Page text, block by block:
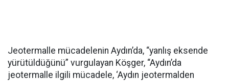
Jeotermalle mücadelenin Aydın’da, “yanlış eksende
yürütüldüğünü” vurgulayan Köşger, “Aydın’da
jeotermalle ilgili mücadele, ‘Aydın jeotermalden